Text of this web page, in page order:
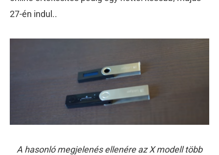
27-én indul..
A hasonló megjelenés ellenére az X modell több